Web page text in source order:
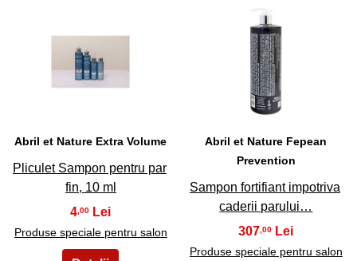
13
Abril et Nature Extra Volume
Pliculet Sampon pentru par
fin, 10 ml
4 ,00
Produse speciale pentru salon
14
Abril et Nature Fepean
Prevention
Sampon fortifiant impotriva
caderii parului…
307 ,00
Produse speciale pentru salon